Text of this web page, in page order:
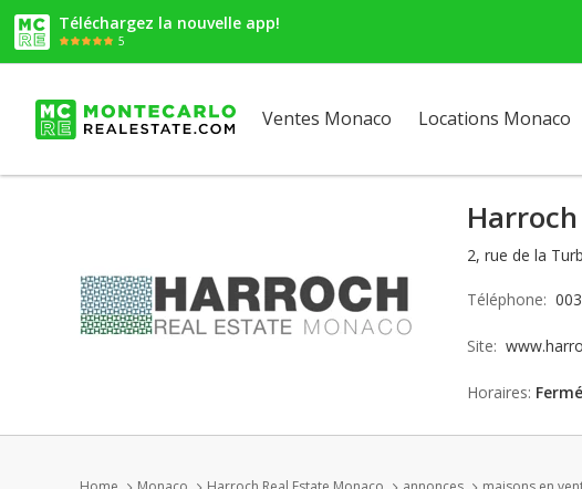
Téléchargez la nouvelle app!
5
Ventes Monaco Locations Monaco
2, rue de la
Téléphone:
Site:
Horaires: